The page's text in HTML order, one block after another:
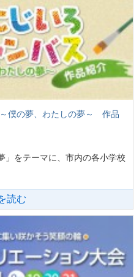
僕の夢、わたしの夢～ 作品
」をテーマに、市内の各小学校
読む